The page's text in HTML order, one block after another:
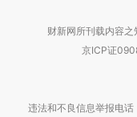
财新网所刊载内容
京ICP证
违法和不良信息举报电